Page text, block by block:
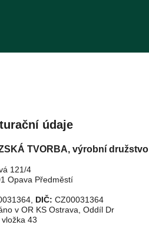
údaje
TVORBA, výrobní družstvo
121/4
Opava Předměstí
DIČ: CZ00031364
v OR KS Ostrava, Oddíl Dr
43